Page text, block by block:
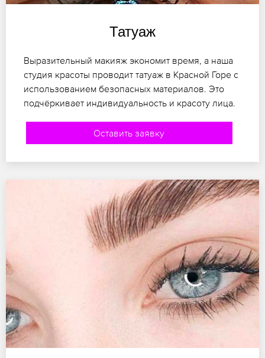
Татуаж
Выразительный макияж экономит время, а наша
студия красоты проводит татуаж в Красной Горе с
использованием безопасных материалов. Это
подчёркивает индивидуальность и красоту лица.
Оставить заявку